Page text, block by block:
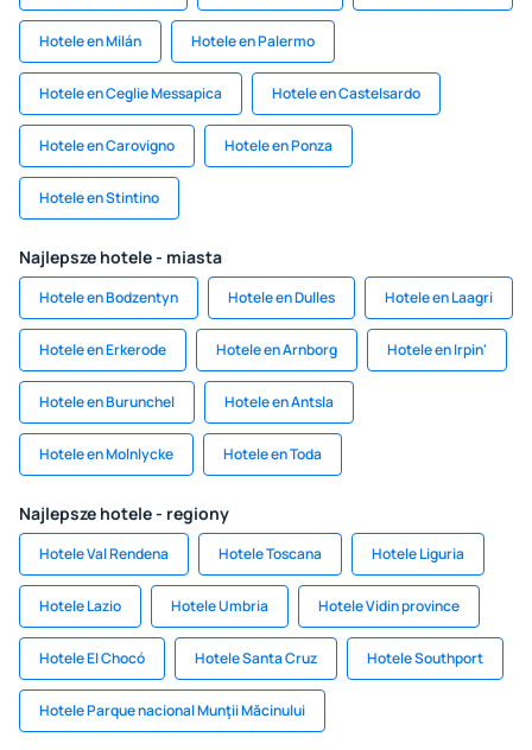
Hotele en Milán Hotele en Palermo
Hotele en Ceglie Messapica Hotele en Castelsardo
Hotele en Carovigno Hotele en Ponza
Hotele en Stintino
Najlepsze hotele - miasta
Hotele en Bodzentyn Hotele en Dulles Hotele en Laagri
Hotele en Erkerode Hotele en Arnborg Hotele en Irpin'
Hotele en Burunchel Hotele en Antsla
Hotele en Molnlycke Hotele en Toda
Najlepsze hotele - regiony
Hotele Val Rendena Hotele Toscana Hotele Liguria
Hotele Lazio Hotele Umbria Hotele Vidin province
Hotele El Chocó Hotele Santa Cruz Hotele Southport
Hotele Parque nacional Munţii Măcinului